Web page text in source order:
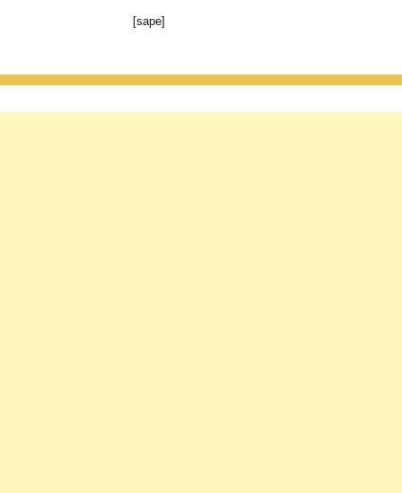
[sape]